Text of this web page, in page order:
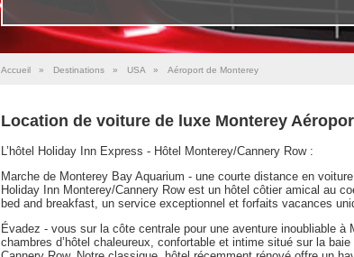
Accueil » Destinations » USA » Aéroport de Monterey
Location de voiture de luxe Monterey
L’hôtel Holiday Inn Express - Hôtel Monterey/Cannery Row :
Marche de Monterey Bay Aquarium - une courte distance en
Holiday Inn Monterey/Cannery Row est un hôtel côtier amical au
bed and breakfast, un service exceptionnel et forfaits vacances
Évadez - vous sur la côte centrale pour une aventure inoubliable à
chambres d’hôtel chaleureux, confortable et intime situé sur la